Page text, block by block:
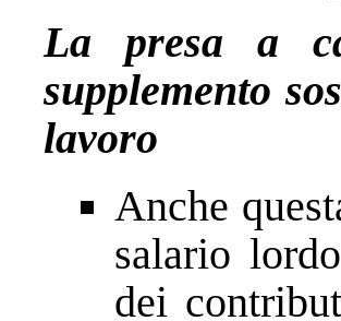
La presa a
supplemento
lavoro
Anche
salario
dei